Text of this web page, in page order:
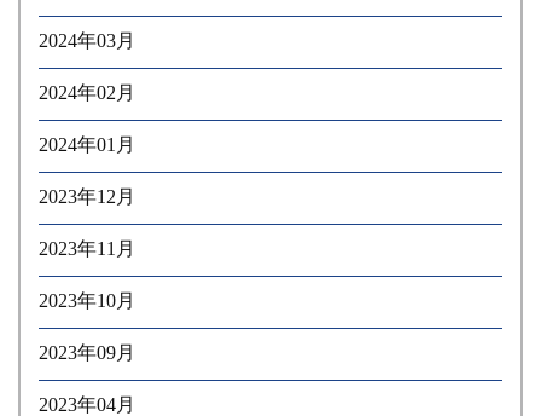
2024年03月
2024年02月
2024年01月
2023年12月
2023年11月
2023年10月
2023年09月
2023年04月